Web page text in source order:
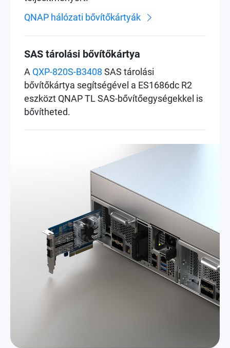
QNAP hálózati bővítőkártyák
SAS tárolási bővítőkártya
A QXP-820S-B3408 SAS tárolási
bővítőkártya segítségével a ES1686dc R2
eszközt QNAP TL SAS-bővítőegységekkel is
bővítheted.